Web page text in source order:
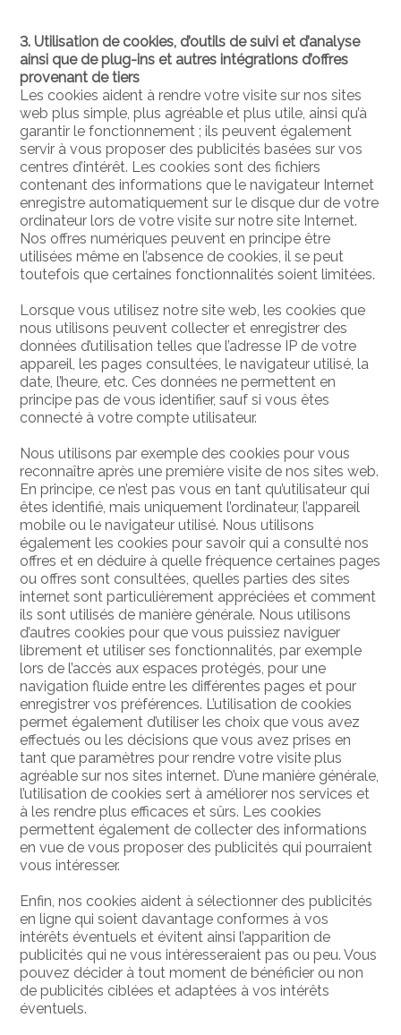
3. Utilisation de cookies, d’outils de suivi et d’analyse
ainsi que de plug-ins et autres intégrations d’offres
provenant de tiers
Les cookies aident à rendre votre visite sur nos sites
web plus simple, plus agréable et plus utile, ainsi qu’à
garantir le fonctionnement ; ils peuvent également
servir à vous proposer des publicités basées sur vos
centres d’intérêt. Les cookies sont des fichiers
contenant des informations que le navigateur Internet
enregistre automatiquement sur le disque dur de votre
ordinateur lors de votre visite sur notre site Internet.
Nos offres numériques peuvent en principe être
utilisées même en l’absence de cookies, il se peut
toutefois que certaines fonctionnalités soient limitées.
Lorsque vous utilisez notre site web, les cookies que
nous utilisons peuvent collecter et enregistrer des
données d’utilisation telles que l’adresse IP de votre
appareil, les pages consultées, le navigateur utilisé, la
date, l’heure, etc. Ces données ne permettent en
principe pas de vous identifier, sauf si vous êtes
connecté à votre compte utilisateur.
Nous utilisons par exemple des cookies pour vous
reconnaître après une première visite de nos sites web.
En principe, ce n’est pas vous en tant qu’utilisateur qui
êtes identifié, mais uniquement l’ordinateur, l’appareil
mobile ou le navigateur utilisé. Nous utilisons
également les cookies pour savoir qui a consulté nos
offres et en déduire à quelle fréquence certaines pages
ou offres sont consultées, quelles parties des sites
internet sont particulièrement appréciées et comment
ils sont utilisés de manière générale. Nous utilisons
d’autres cookies pour que vous puissiez naviguer
librement et utiliser ses fonctionnalités, par exemple
lors de l’accès aux espaces protégés, pour une
navigation fluide entre les différentes pages et pour
enregistrer vos préférences. L’utilisation de cookies
permet également d’utiliser les choix que vous avez
effectués ou les décisions que vous avez prises en
tant que paramètres pour rendre votre visite plus
agréable sur nos sites internet. D’une manière générale,
l’utilisation de cookies sert à améliorer nos services et
à les rendre plus efficaces et sûrs. Les cookies
permettent également de collecter des informations
en vue de vous proposer des publicités qui pourraient
vous intéresser.
Enfin, nos cookies aident à sélectionner des publicités
en ligne qui soient davantage conformes à vos
intérêts éventuels et évitent ainsi l’apparition de
publicités qui ne vous intéresseraient pas ou peu. Vous
pouvez décider à tout moment de bénéficier ou non
de publicités ciblées et adaptées à vos intérêts
éventuels.